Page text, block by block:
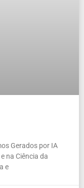
Gerados por IA
na Ciência da
e